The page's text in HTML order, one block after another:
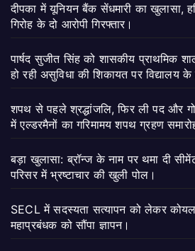
दीपका में यूनियन बैंक सेंधमारी का खुलासा,
गिरोह के दो आरोपी गिरफ्तार।
पार्षद सुजीत सिंह को शासकीय प्राथमिक
हो रही असुविधा की शिकायत पर विद्यालय के
शपथ से पहले श्रद्धांजलि, फिर ली पद और
में एल्डरमैनों का गरिमामय शपथ ग्रहण
बड़ा खुलासा: ब्रॉन्ज के नाम पर थमा दी
परिसर में भ्रष्टाचार की खुली पोल।
SECL में सदस्यता सत्यापन को लेकर
महाप्रबंधक को सौंपा ज्ञापन।